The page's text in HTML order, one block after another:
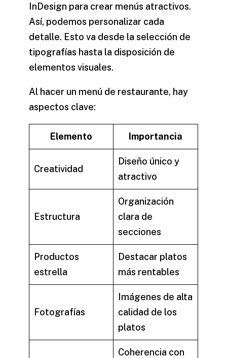
InDesign para crear menús atractivos.
Así, podemos personalizar cada
detalle. Esto va desde la selección de
tipografías hasta la disposición de
elementos visuales.
Al hacer un menú de restaurante, hay
aspectos clave:
Elemento Importancia
Creatividad
Diseño único y
atractivo
Estructura
Organización
clara de
secciones
Productos
estrella
Destacar platos
más rentables
Fotografías
Imágenes de alta
calidad de los
platos
Coherencia con